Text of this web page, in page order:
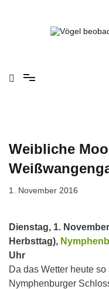
Weibliche
1. November 2016
Dienstag, 1.
Herbsttag),
Uhr
Da das Wetter heute
Nymphenburger